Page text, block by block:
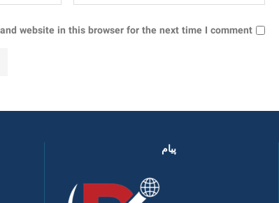
website in this browser for the next time I comment.
پیام